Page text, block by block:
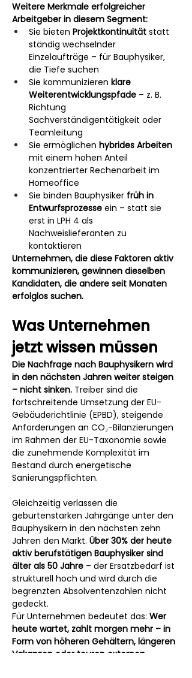
Weitere Merkmale erfolgreicher
Arbeitgeber in diesem Segment:
Sie bieten Projektkontinuität statt
ständig wechselnder
Einzelaufträge – für Bauphysiker,
die Tiefe suchen
Sie kommunizieren klare
Weiterentwicklungspfade – z. B.
Richtung
Sachverständigentätigkeit oder
Teamleitung
Sie ermöglichen hybrides Arbeiten
mit einem hohen Anteil
konzentrierter Rechenarbeit im
Homeoffice
Sie binden Bauphysiker früh in
Entwurfsprozesse ein – statt sie
erst in LPH 4 als
Nachweislieferanten zu
kontaktieren
Unternehmen, die diese Faktoren aktiv
kommunizieren, gewinnen dieselben
Kandidaten, die andere seit Monaten
erfolglos suchen.
Was Unternehmen
jetzt wissen müssen
Die Nachfrage nach Bauphysikern wird
in den nächsten Jahren weiter steigen
– nicht sinken. Treiber sind die
fortschreitende Umsetzung der EU-
Gebäuderichtlinie (EPBD), steigende
Anforderungen an CO₂-Bilanzierungen
im Rahmen der EU-Taxonomie sowie
die zunehmende Komplexität im
Bestand durch energetische
Sanierungspflichten.
Gleichzeitig verlassen die
geburtenstarken Jahrgänge unter den
Bauphysikern in den nächsten zehn
Jahren den Markt. Über 30% der heute
aktiv berufstätigen Bauphysiker sind
älter als 50 Jahre – der Ersatzbedarf ist
strukturell hoch und wird durch die
begrenzten Absolventenzahlen nicht
gedeckt.
Für Unternehmen bedeutet das: Wer
heute wartet, zahlt morgen mehr – in
Form von höheren Gehältern, längeren
Vakanzen oder teuren externen